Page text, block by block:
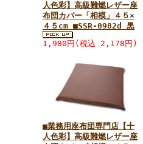
人色彩】高級難燃レザー座
布団カバー「相模」４５×
４５cm ■SSR-0982d 黒
1,980円(税込 2,178円)
■業務用座布団専門店【十
人色彩】高級難燃レザー座